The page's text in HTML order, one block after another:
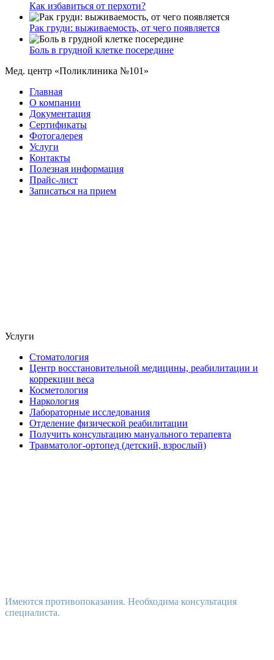
Как избавиться от перхоти?
Рак груди: выживаемость, от чего появляется
Боль в грудной клетке посередине
Мед. центр «Поликлиника №101»
Главная
О компании
Документация
Сертификаты
Фотогалерея
Услуги
Контакты
Полезная информация
Прайс-лист
Записаться на прием
Услуги
Стоматология
Центр восстановительной медицины, реабилитации и
коррекции веса
Косметология
Наркология
Лабораторные исследования
Отделение физической реабилитации
Получить консультацию мануального терапевта
Травматолог-ортопед (детский, взрослый)
Имеются противопоказания. Необходима консультация
специалиста.